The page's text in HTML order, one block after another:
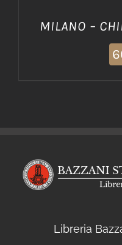
MILANO –
Libreria